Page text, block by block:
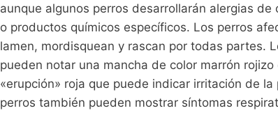
aunque algunos perros desarrollarán alergias
o productos químicos específicos. Los perros
lamen, mordisquean y rascan por todas partes.
pueden notar una mancha de color marrón
«erupción» roja que puede indicar irritación de
perros también pueden mostrar síntomas